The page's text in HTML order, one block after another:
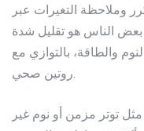
وملاحظة التغيرات عبر
الناس هو تقليل شدة
والطاقة، بالتوازي مع
توتر مزمن أو نوم غير